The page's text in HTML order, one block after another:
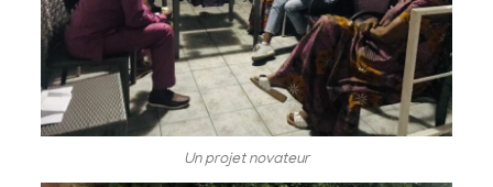
Un projet novateur